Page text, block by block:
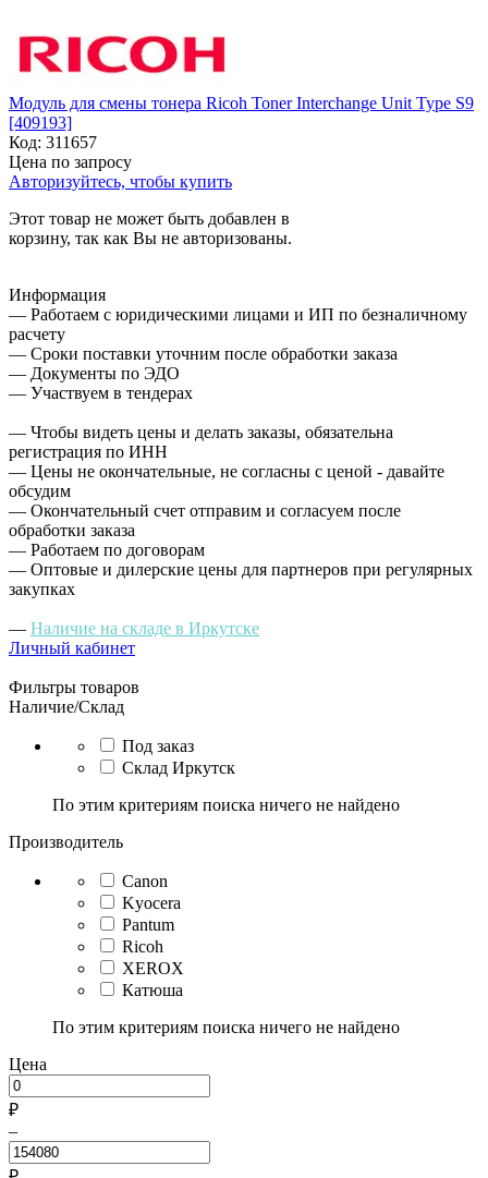
Модуль для смены тонера Ricoh Toner Interchange Unit Type S9
[409193]
Код: 311657
Цена по запросу
Авторизуйтесь, чтобы купить
Этот товар не может быть добавлен в
корзину, так как Вы не авторизованы.
Информация
— Работаем с юридическими лицами и ИП по безналичному
расчету
— Сроки поставки уточним после обработки заказа
— Документы по ЭДО
— Участвуем в тендерах
— Чтобы видеть цены и делать заказы, обязательна
регистрация по ИНН
— Цены не окончательные, не согласны с ценой - давайте
обсудим
— Окончательный счет отправим и согласуем после
обработки заказа
— Работаем по договорам
— Оптовые и дилерские цены для партнеров при регулярных
закупках
— Наличие на складе в Иркутске
Личный кабинет
Фильтры товаров
Наличие/Склад
Под заказ
Склад Иркутск
По этим критериям поиска ничего не найдено
Производитель
Canon
Kyocera
Pantum
Ricoh
XEROX
Катюша
По этим критериям поиска ничего не найдено
Цена
₽
–